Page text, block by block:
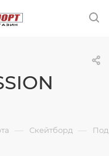
— Скейтборд —